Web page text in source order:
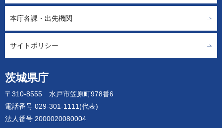
茨城県庁
〒310-8555 水戸市笠原町978番6
電話番号 029-301-1111(代表)
法人番号 2000020080004
本庁各課・出先機関
サイトポリシー